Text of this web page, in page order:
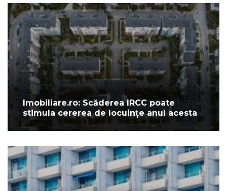
Imobiliare.ro: Scăderea IRCC poate
stimula cererea de locuințe anul acesta